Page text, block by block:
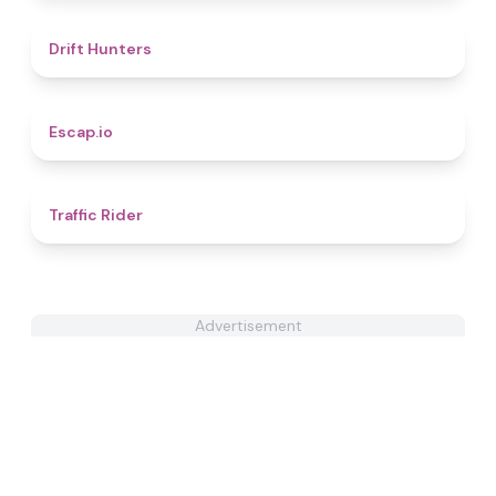
Drift Hunters
Escap.io
Traffic Rider
Advertisement